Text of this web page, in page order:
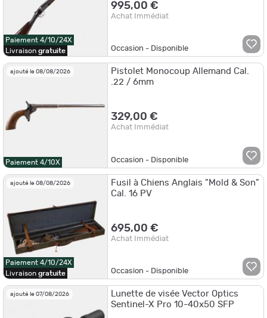
Paiement 4/10/24X
Livraison gratuite
995,00 €
Achat Immédiat
Occasion - Disponible
ajouté le 08/08/2026
Paiement 4/10X
Pistolet Monocoup Allemand Cal.
.22 / 6mm
329,00 €
Achat Immédiat
Occasion - Disponible
ajouté le 08/08/2026
Paiement 4/10/24X
Livraison gratuite
Fusil à Chiens Anglais "Mold & Son"
Cal. 16 PV
695,00 €
Achat Immédiat
Occasion - Disponible
ajouté le 07/08/2026
Lunette de visée Vector Optics
Sentinel-X Pro 10-40x50 SFP